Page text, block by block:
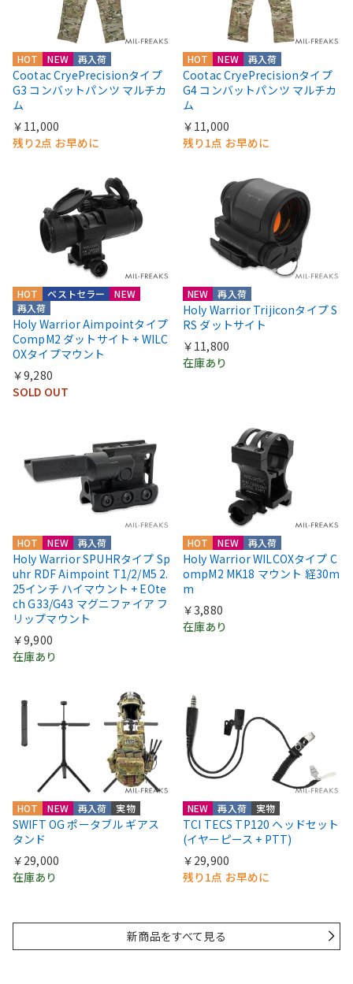
HOT NEW 再入荷
Cootac CryePrecisionタイプ
G3 コンバットパンツ マルチカ
ム
￥11,000
残り2点 お早めに
HOT NEW 再入荷
Cootac CryePrecisionタイプ
G4 コンバットパンツ マルチカ
ム
￥11,000
残り1点 お早めに
HOT
NEW
再入荷
ベストセラー
Holy Warrior Aimpointタイプ
CompM2 ダットサイト + WILC
OXタイプマウント
￥9,280
SOLD OUT
NEW 再入荷
Holy Warrior Trijiconタイプ S
RS ダットサイト
￥11,800
在庫あり
HOT NEW 再入荷
Holy Warrior SPUHRタイプ Sp
uhr RDF Aimpoint T1/2/M5 2.
25インチ ハイマウント + EOte
ch G33/G43 マグニファイア フ
リップマウント
￥9,900
在庫あり
HOT NEW 再入荷
Holy Warrior WILCOXタイプ C
ompM2 MK18 マウント 経30m
m
￥3,880
在庫あり
HOT NEW 再入荷 実物
SWIFT OG ポータブル ギアス
タンド
￥29,000
在庫あり
NEW 再入荷 実物
TCI TECS TP120 ヘッドセット
(イヤーピース + PTT)
￥29,900
残り1点 お早めに
新商品をすべて見る